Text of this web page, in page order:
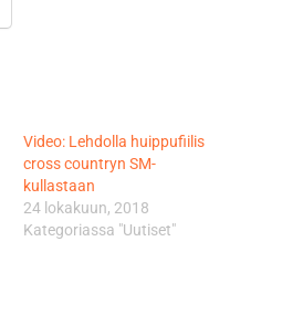
Video: Lehdolla huippufiilis
cross countryn SM-
kullastaan
24 lokakuun, 2018
Kategoriassa "Uutiset"